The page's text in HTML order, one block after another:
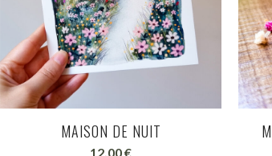
MAISON DE NUIT
12.00€